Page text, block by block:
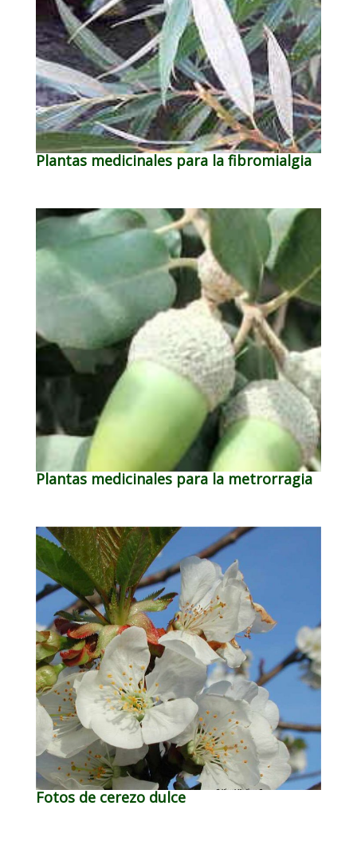
Plantas medicinales para la fibromialgia
Plantas medicinales para la metrorragia
Fotos de cerezo dulce